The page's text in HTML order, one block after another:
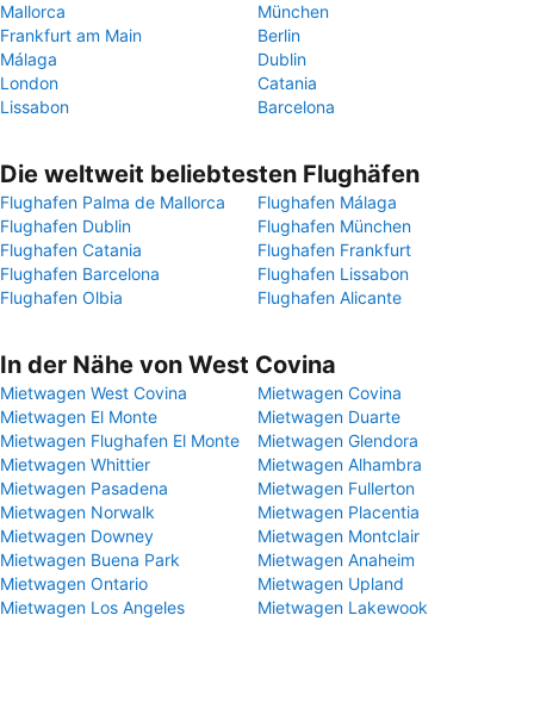
Mallorca
München
Frankfurt am Main
Berlin
Málaga
Dublin
London
Catania
Lissabon
Barcelona
Die weltweit beliebtesten Flughäfen
Flughafen Palma de Mallorca
Flughafen Málaga
Flughafen Dublin
Flughafen München
Flughafen Catania
Flughafen Frankfurt
Flughafen Barcelona
Flughafen Lissabon
Flughafen Olbia
Flughafen Alicante
In der Nähe von West Covina
Mietwagen West Covina
Mietwagen Covina
Mietwagen El Monte
Mietwagen Duarte
Mietwagen Flughafen El Monte
Mietwagen Glendora
Mietwagen Whittier
Mietwagen Alhambra
Mietwagen Pasadena
Mietwagen Fullerton
Mietwagen Norwalk
Mietwagen Placentia
Mietwagen Downey
Mietwagen Montclair
Mietwagen Buena Park
Mietwagen Anaheim
Mietwagen Ontario
Mietwagen Upland
Mietwagen Los Angeles
Mietwagen Lakewook